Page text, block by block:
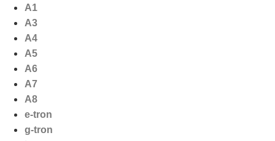
naar
inhoud
A1
A3
A4
A5
A6
A7
A8
e-tron
g-tron